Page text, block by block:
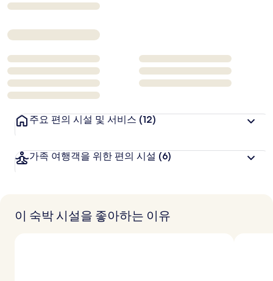
주요 편의 시설 및 서비스 (12)
가족 여행객을 위한 편의 시설 (6)
이 숙박 시설을 좋아하는 이유